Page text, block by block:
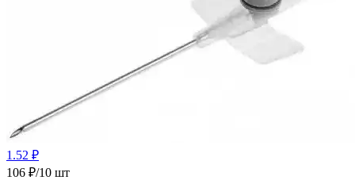
1.52 ₽
106 ₽/10 шт